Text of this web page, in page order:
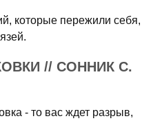
которые пережили себя,
// СОННИК С.
- то вас ждет разрыв,